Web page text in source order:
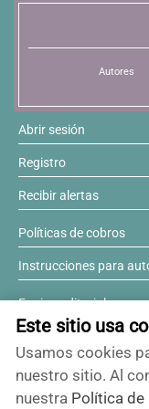
Este sitio usa
Usamos cookies
nuestro sitio. Al
nuestra Política de
Autores
Abrir sesión
Registro
Recibir alertas
Políticas de cobros
Instrucciones para
Equipo editorial
Comité editorial
¿Desea ser revisor?
Contactos y soporte